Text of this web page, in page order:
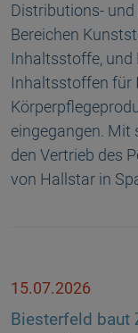
Distributions-
Bereichen
Inhaltsstoffe, und
Inhaltsstoffen für
eingegangen. Mit
den Vertrieb des
von Hallstar in
15.07.2026
Biesterfeld baut